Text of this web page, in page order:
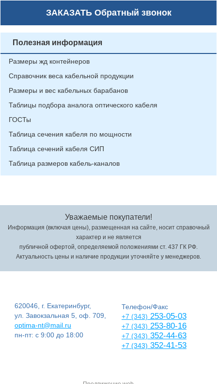
ЗАКАЗАТЬОбратный звонок
Полезная информация
Размеры жд контейнеров
Справочник веса кабельной продукции
Размеры и вес кабельных барабанов
Таблицы подбора аналога оптического кабеля
ГОСТы
Таблица сечения кабеля по мощности
Таблица сечений кабеля СИП
Таблица размеров кабель-каналов
Уважаемые покупатели!
Информация (включая цены), размещенная на сайте, носит справочный
характер и не является
публичной офертой, определяемой положениями ст. 437 ГК РФ.
Актуальность цены и наличие продукции уточняйте у менеджеров.
620046, г. Екатеринбург,
ул. Завокзальная 5, оф. 709,
optima-nt@mail.ru
пн-пт: с 9:00 до 18:00
Телефон/Факс
+7 (343) 253-05-03
+7 (343) 253-80-16
+7 (343) 352-44-63
+7 (343) 352-41-53